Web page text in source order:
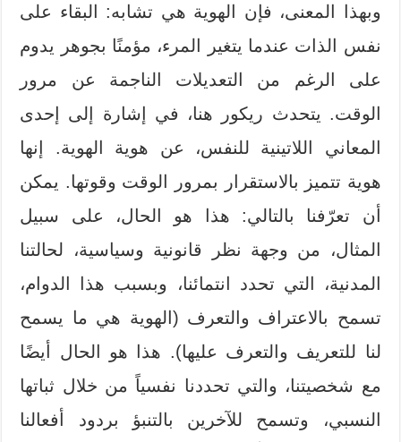
وبهذا المعنى، فإن الهوية هي تشابه: البقاء على
نفس الذات عندما يتغير المرء، مؤمنًا بجوهر يدوم
على الرغم من التعديلات الناجمة عن مرور
الوقت. يتحدث ريكور هنا، في إشارة إلى إحدى
المعاني اللاتينية للنفس، عن هوية الهوية. إنها
هوية تتميز بالاستقرار بمرور الوقت وقوتها. يمكن
أن تعرّفنا بالتالي: هذا هو الحال، على سبيل
المثال، من وجهة نظر قانونية وسياسية، لحالتنا
المدنية، التي تحدد انتمائنا، وبسبب هذا الدوام،
تسمح بالاعتراف والتعرف (الهوية هي ما يسمح
لنا للتعريف والتعرف عليها). هذا هو الحال أيضًا
مع شخصيتنا، والتي تحددنا نفسياً من خلال ثباتها
النسبي، وتسمح للآخرين بالتنبؤ بردود أفعالنا